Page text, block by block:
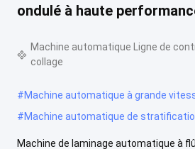
ondulé à haute
Machine automatique Ligne de
collage
#Machine automatique à grande
#Machine automatique de
Machine de laminage automatique à